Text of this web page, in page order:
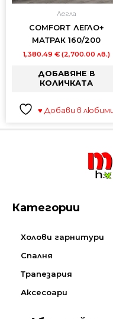
Легла
COMFORT ЛЕГЛО+
МАТРАК 160/200
1,380.49 € (2,700.00 лв.)
ДОБАВЯНЕ В
КОЛИЧКАТА
♥ Добави в
Категории
Холови гарнитури
Спалня
Трапезария
Аксесоари